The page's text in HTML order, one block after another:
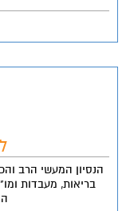
הנסיון המעשי הרב
בריאות, מעבדות